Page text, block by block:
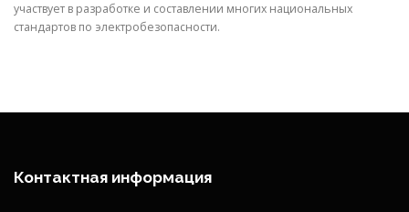
участвует в разработке и составлении многих национальных
стандартов по электробезопасности.
Контактная информация